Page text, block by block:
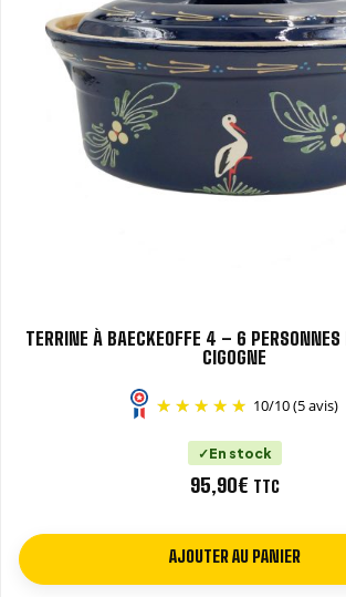
TERRINE À BAECKEOFFE 4 – 6 PERSONNES
CIGOGNE
10/10(5 avis)
En stock
95,90€ TTC
AJOUTER AU PANIER